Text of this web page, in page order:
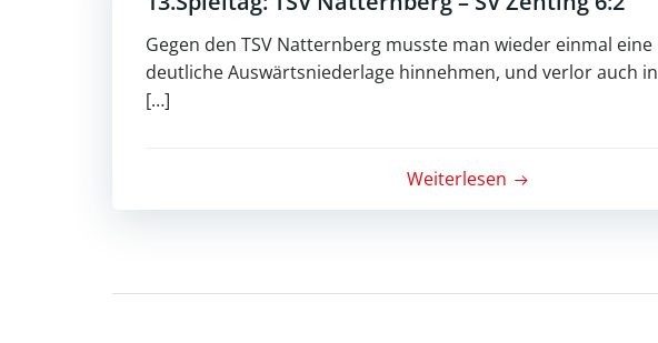
Gegen den TSV Natternberg musste man wieder einmal eine
deutliche Auswärtsniederlage hinnehmen, und verlor auch in
[…]
Weiterlesen